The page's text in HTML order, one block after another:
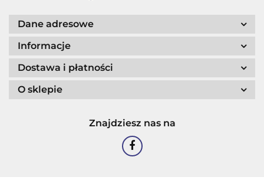
Dane adresowe
Informacje
Dostawa i płatności
O sklepie
Znajdziesz nas na